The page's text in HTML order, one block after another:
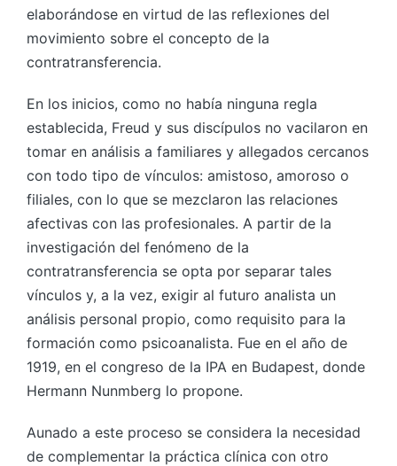
elaborándose en virtud de las reflexiones del
movimiento sobre el concepto de la
contratransferencia.
En los inicios, como no había ninguna regla
establecida, Freud y sus discípulos no vacilaron en
tomar en análisis a familiares y allegados cercanos
con todo tipo de vínculos: amistoso, amoroso o
filiales, con lo que se mezclaron las relaciones
afectivas con las profesionales. A partir de la
investigación del fenómeno de la
contratransferencia se opta por separar tales
vínculos y, a la vez, exigir al futuro analista un
análisis personal propio, como requisito para la
formación como psicoanalista. Fue en el año de
1919, en el congreso de la IPA en Budapest, donde
Hermann Nunmberg lo propone.
Aunado a este proceso se considera la necesidad
de complementar la práctica clínica con otro